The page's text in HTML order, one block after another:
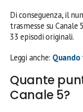
Di conseguenza, il
trasmesse su
33 episodi originali.
Leggi anche: Quando
Quante
Canale 5?